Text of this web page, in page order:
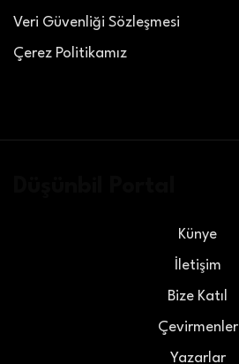
Veri Güvenliği Sözleşmesi
Çerez Politikamız
Künye
İletişim
Bize Katıl
Çevirmenler
Yazarlar